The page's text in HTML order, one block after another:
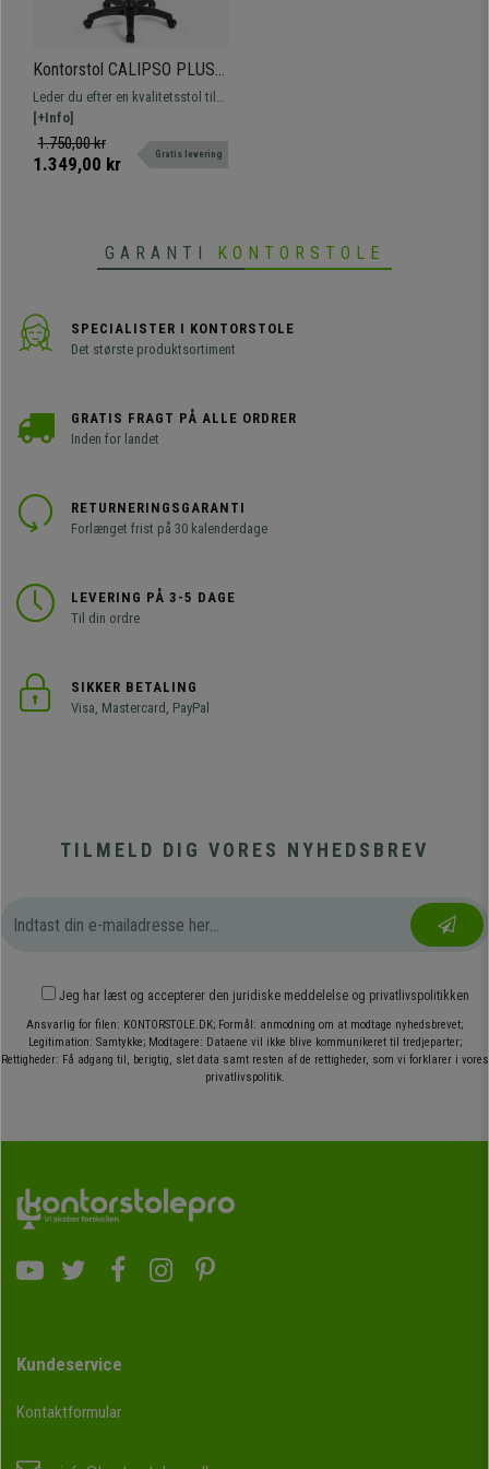
Kontorstol CALIPSO PLUS
LÆDER, Justerbart Ryglæn
Og Armlæn, Robust, I Sort
Leder du efter en kvalitetsstol til
en enestående pris? Du kigger på
en komfortabel og robust model,
der er ideel til hverdagen. Fås i
[+Info]
1.750,00 kr
1.349,00 kr Gratis levering
GARANTI KONTORSTOLE
SPECIALISTER I KONTORSTOLE
Det største produktsortiment
GRATIS FRAGT PÅ ALLE ORDRER
Inden for landet
RETURNERINGSGARANTI
Forlænget frist på 30 kalenderdage
LEVERING PÅ 3-5 DAGE
Til din ordre
SIKKER BETALING
Visa, Mastercard, PayPal
TILMELD DIG VORES NYHEDSBREV
Jeg har læst og accepterer den juridiske meddelelse og privatlivspolitikken
Ansvarlig for filen: KONTORSTOLE.DK; Formål: anmodning om at modtage nyhedsbrevet;
Legitimation: Samtykke; Modtagere: Dataene vil ikke blive kommunikeret til tredjeparter;
Rettigheder: Få adgang til, berigtig, slet data samt resten af de rettigheder, som vi forklarer i vores
privatlivspolitik.
Kundeservice
Kontaktformular